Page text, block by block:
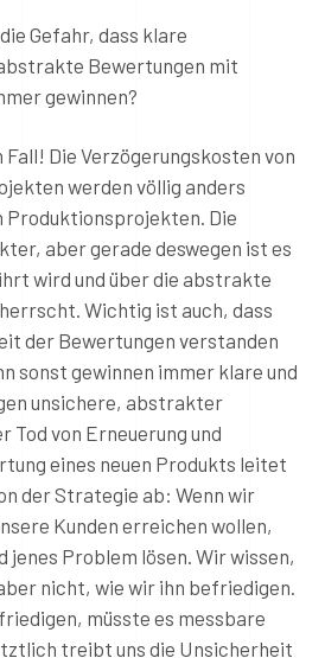
Gefahr, dass klare
Bewertungen mit
gewinnen?
Die Verzögerungskosten von
werden völlig anders
Produktionsprojekten. Die
aber gerade deswegen ist es
wird und über die abstrakte
Wichtig ist auch, dass
der Bewertungen verstanden
sonst gewinnen immer klare und
unsichere, abstrakter
Tod von Erneuerung und
eines neuen Produkts leitet
der Strategie ab: Wenn wir
Kunden erreichen wollen,
jenes Problem lösen. Wir wissen,
nicht, wie wir ihn befriedigen.
müsste es messbare
treibt uns die Unsicherheit